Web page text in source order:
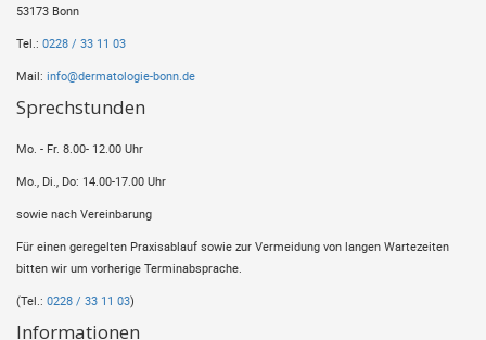
53173 Bonn
Tel.: 0228 / 33 11 03
Mail: info@dermatologie-bonn.de
Sprechstunden
Mo. - Fr. 8.00- 12.00 Uhr
Mo., Di., Do: 14.00-17.00 Uhr
sowie nach Vereinbarung
Für einen geregelten Praxisablauf sowie zur Vermeidung von langen Wartezeiten
bitten wir um vorherige Terminabsprache.
(Tel.: 0228 / 33 11 03)
Informationen